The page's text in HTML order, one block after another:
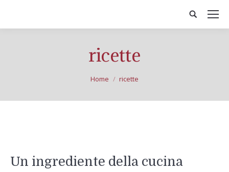
ricette
Home ricette
Un ingrediente della cucina